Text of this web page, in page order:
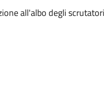
all'albo degli scrutatori